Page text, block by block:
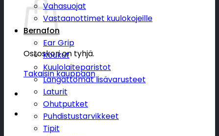
Ostoskori on tyhjä.
Takaisin kauppaan
Vahasuojat
Vastaanottimet kuulokojeille
Bernafon
Ear Grip
Koukut
Kuulolaiteparistot
Langattomat lisävarusteet
Laturit
Ohutputket
Puhdistustarvikkeet
Tipit